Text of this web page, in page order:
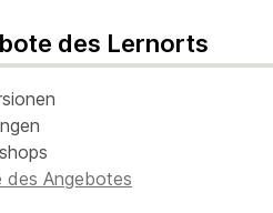
des Lernorts
des Angebotes